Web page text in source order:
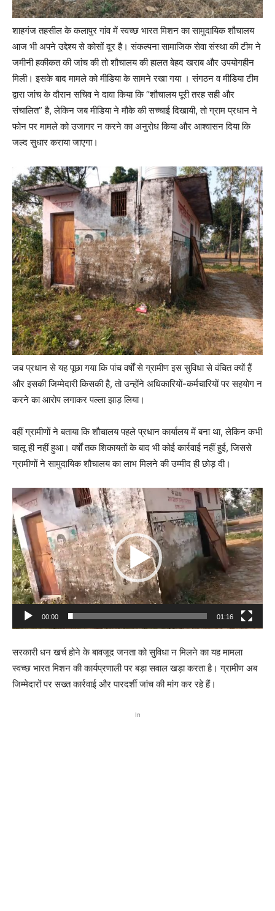
शाहगंज तहसील के कलापुर गांव में स्वच्छ भारत मिशन का सामुदायिक शौचालय
आज भी अपने उद्देश्य से कोसों दूर है। संकल्पना सामाजिक सेवा संस्था की टीम ने
जमीनी हकीकत की जांच की तो शौचालय की हालत बेहद खराब और उपयोगहीन
मिली। इसके बाद मामले को मीडिया के सामने रखा गया । संगठन व मीडिया टीम
द्वारा जांच के दौरान सचिव ने दावा किया कि “शौचालय पूरी तरह सही और
संचालित” है, लेकिन जब मीडिया ने मौके की सच्चाई दिखायी, तो ग्राम प्रधान ने
फोन पर मामले को उजागर न करने का अनुरोध किया और आश्वासन दिया कि
जल्द सुधार कराया जाएगा।
जब प्रधान से यह पूछा गया कि पांच वर्षों से ग्रामीण इस सुविधा से वंचित क्यों हैं
और इसकी जिम्मेदारी किसकी है, तो उन्होंने अधिकारियों-कर्मचारियों पर सहयोग न
करने का आरोप लगाकर पल्ला झाड़ लिया।
वहीं ग्रामीणों ने बताया कि शौचालय पहले प्रधान कार्यालय में बना था, लेकिन कभी
चालू ही नहीं हुआ। वर्षों तक शिकायतों के बाद भी कोई कार्रवाई नहीं हुई, जिससे
ग्रामीणों ने सामुदायिक शौचालय का लाभ मिलने की उम्मीद ही छोड़ दी।
Video
Player
00:00 01:16
सरकारी धन खर्च होने के बावजूद जनता को सुविधा न मिलने का यह मामला
स्वच्छ भारत मिशन की कार्यप्रणाली पर बड़ा सवाल खड़ा करता है। ग्रामीण अब
जिम्मेदारों पर सख्त कार्रवाई और पारदर्शी जांच की मांग कर रहे हैं।
In